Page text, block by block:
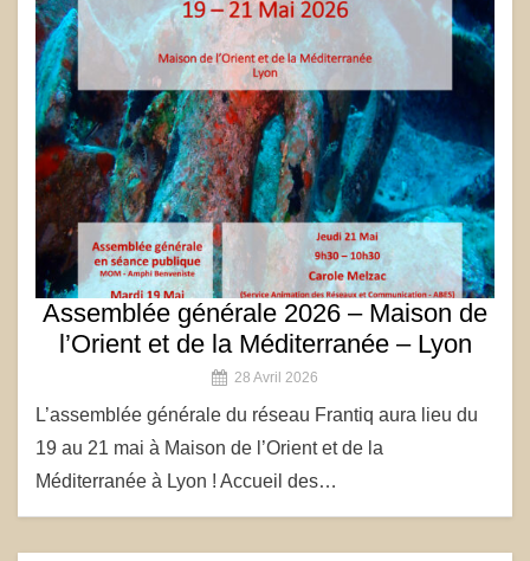
Assemblée générale 2026 – Maison de
l’Orient et de la Méditerranée – Lyon
28 Avril 2026
L’assemblée générale du réseau Frantiq aura lieu du
19 au 21 mai à Maison de l’Orient et de la
Méditerranée à Lyon ! Accueil des…